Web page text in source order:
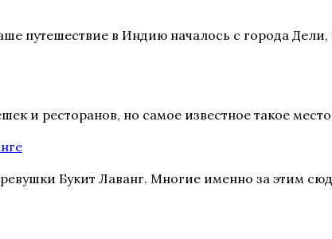
путешествие в Индию началось с города
и ресторанов, но самое известное такое
Букит Лаванг. Многие именно за этим